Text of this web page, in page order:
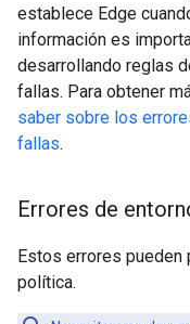
establece Edge
información es
desarrollando reglas
fallas. Para obtener
saber sobre los
fallas.
Errores de
Estos errores pueden
política.